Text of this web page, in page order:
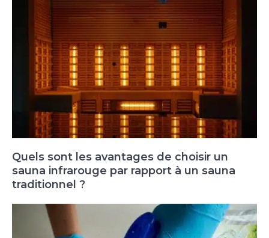
Quels sont les avantages de choisir un
sauna infrarouge par rapport à un sauna
traditionnel ?